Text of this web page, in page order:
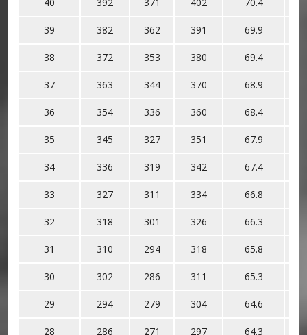
39 382 362 391 69.9
38 372 353 380 69.4
37 363 344 370 68.9
36 354 336 360 68.4
35 345 327 351 67.9
34 336 319 342 67.4
33 327 311 334 66.8
32 318 301 326 66.3
31 310 294 318 65.8
30 302 286 311 65.3
29 294 279 304 64.6
28 286 271 297 64.3